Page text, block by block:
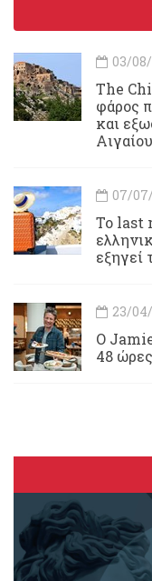
03/
Τhe
φάρος
και
07/
Το last
εξηγεί
23/
Ο
48